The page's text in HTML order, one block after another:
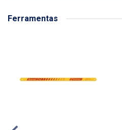
Ferramentas